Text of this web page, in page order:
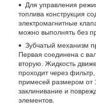
Для управления
топлива конструкция
электромагнитные
можно выполнять без
Зубчатый механизм
Первая соединена с
вторую. Жидкость
проходит через
примесей размером от
заклинивание и
элементов.